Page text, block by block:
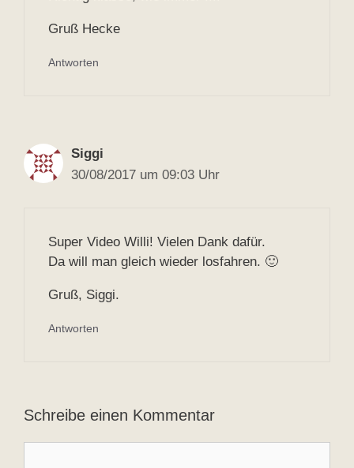
Gruß Hecke
Antworten
Siggi
30/08/2017 um 09:03 Uhr
Super Video Willi! Vielen Dank dafür.
Da will man gleich wieder losfahren. 🙂
Gruß, Siggi.
Antworten
Schreibe einen Kommentar